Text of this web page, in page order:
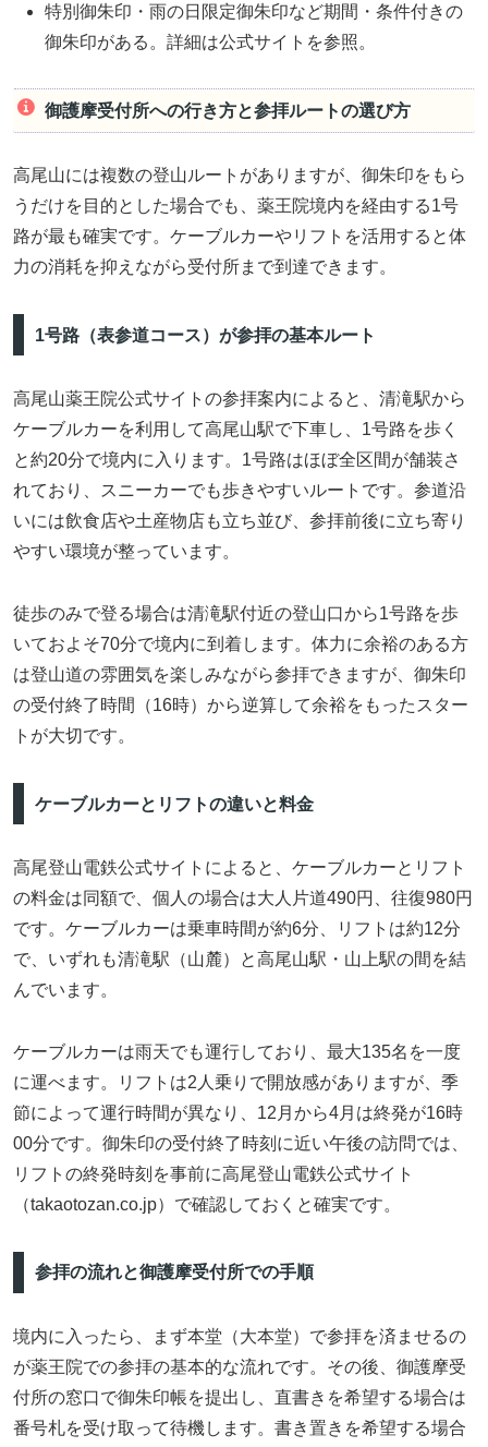
特別御朱印・雨の日限定御朱印など期間・条件付きの
御朱印がある。詳細は公式サイトを参照。
御護摩受付所への行き方と参拝ルートの選び方
高尾山には複数の登山ルートがありますが、御朱印をもら
うだけを目的とした場合でも、薬王院境内を経由する1号
路が最も確実です。ケーブルカーやリフトを活用すると体
力の消耗を抑えながら受付所まで到達できます。
1号路（表参道コース）が参拝の基本ルート
高尾山薬王院公式サイトの参拝案内によると、清滝駅から
ケーブルカーを利用して高尾山駅で下車し、1号路を歩く
と約20分で境内に入ります。1号路はほぼ全区間が舗装さ
れており、スニーカーでも歩きやすいルートです。参道沿
いには飲食店や土産物店も立ち並び、参拝前後に立ち寄り
やすい環境が整っています。
徒歩のみで登る場合は清滝駅付近の登山口から1号路を歩
いておよそ70分で境内に到着します。体力に余裕のある方
は登山道の雰囲気を楽しみながら参拝できますが、御朱印
の受付終了時間（16時）から逆算して余裕をもったスター
トが大切です。
ケーブルカーとリフトの違いと料金
高尾登山電鉄公式サイトによると、ケーブルカーとリフト
の料金は同額で、個人の場合は大人片道490円、往復980円
です。ケーブルカーは乗車時間が約6分、リフトは約12分
で、いずれも清滝駅（山麓）と高尾山駅・山上駅の間を結
んでいます。
ケーブルカーは雨天でも運行しており、最大135名を一度
に運べます。リフトは2人乗りで開放感がありますが、季
節によって運行時間が異なり、12月から4月は終発が16時
00分です。御朱印の受付終了時刻に近い午後の訪問では、
リフトの終発時刻を事前に高尾登山電鉄公式サイト
（takaotozan.co.jp）で確認しておくと確実です。
参拝の流れと御護摩受付所での手順
境内に入ったら、まず本堂（大本堂）で参拝を済ませるの
が薬王院での参拝の基本的な流れです。その後、御護摩受
付所の窓口で御朱印帳を提出し、直書きを希望する場合は
番号札を受け取って待機します。書き置きを希望する場合